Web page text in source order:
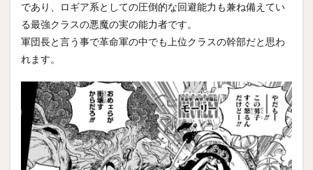
であり、ロギア系としての圧倒的な回避能力も兼ね備えてい
る最強クラスの悪魔の実の能力者です。
軍団長と言う事で革命軍の中でも上位クラスの幹部だと思わ
れます。